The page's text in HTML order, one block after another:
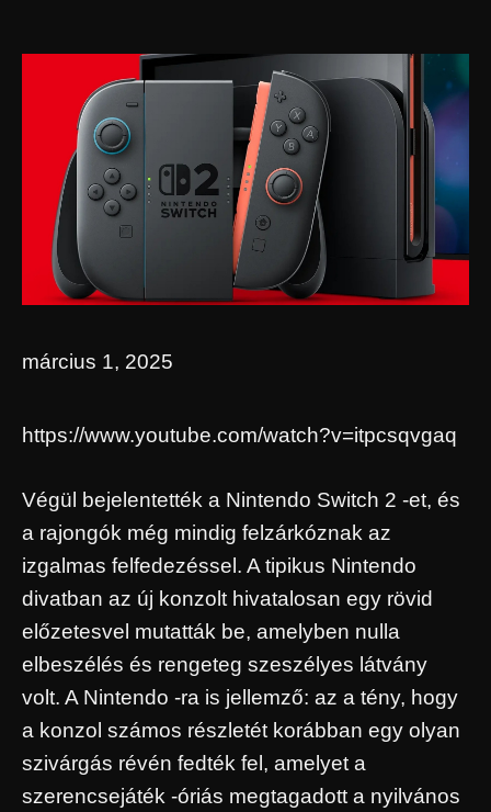
március 1, 2025
https://www.youtube.com/watch?v=itpcsqvgaq
Végül bejelentették a Nintendo Switch 2 -et, és
a rajongók még mindig felzárkóznak az
izgalmas felfedezéssel. A tipikus Nintendo
divatban az új konzolt hivatalosan egy rövid
előzetesvel mutatták be, amelyben nulla
elbeszélés és rengeteg szeszélyes látvány
volt. A Nintendo -ra is jellemző: az a tény, hogy
a konzol számos részletét korábban egy olyan
szivárgás révén fedték fel, amelyet a
szerencsejáték -óriás megtagadott a nyilvános